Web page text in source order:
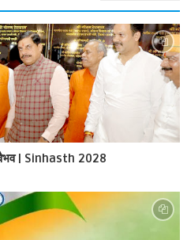
वैभव | Sinhasth 2028